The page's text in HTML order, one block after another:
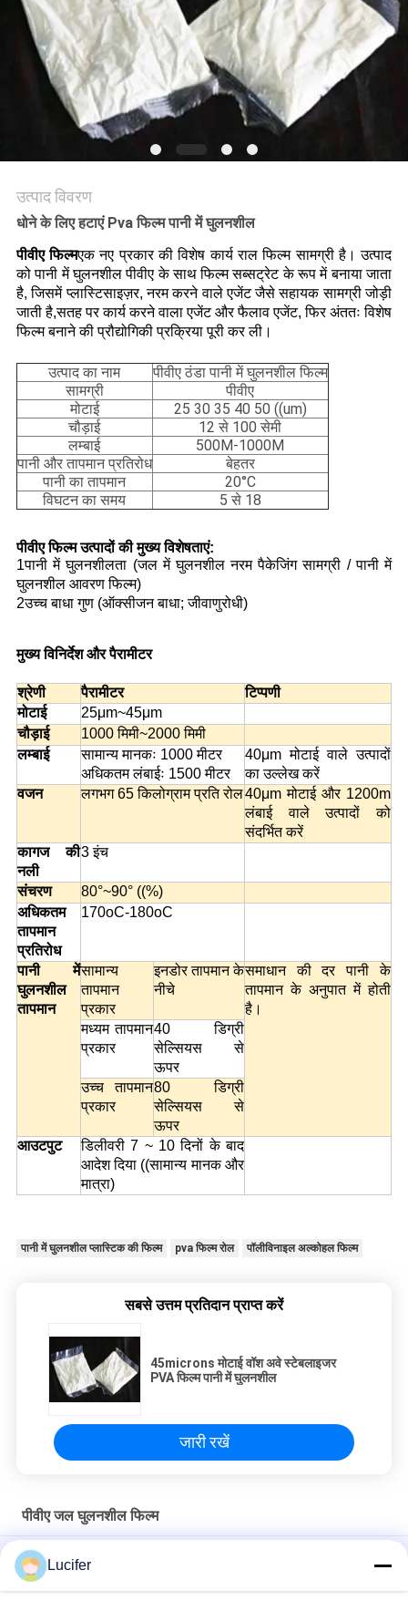
उत्पाद विवरण
धोने के लिए हटाएं Pva फिल्म पानी में घुलनशील
पीवीए फिल्मएक नए प्रकार की विशेष कार्य राल फिल्म सामग्री है। उत्पाद
को पानी में घुलनशील पीवीए के साथ फिल्म सब्सट्रेट के रूप में बनाया जाता
है, जिसमें प्लास्टिसाइज़र, नरम करने वाले एजेंट जैसे सहायक सामग्री जोड़ी
जाती है,सतह पर कार्य करने वाला एजेंट और फैलाव एजेंट, फिर अंततः विशेष
फिल्म बनाने की प्रौद्योगिकी प्रक्रिया पूरी कर ली।
उत्पाद का नाम
पीवीए ठंडा पानी में घुलनशील फिल्म
सामग्री
पीवीए
मोटाई
25 30 35 40 50 ((um)
चौड़ाई
12 से 100 सेमी
लम्बाई
500M-1000M
पानी और तापमान प्रतिरोध
बेहतर
पानी का तापमान
20°C
विघटन का समय
5 से 18
पीवीए फिल्म उत्पादों की मुख्य विशेषताएं:
1पानी में घुलनशीलता (जल में घुलनशील नरम पैकेजिंग सामग्री / पानी में
घुलनशील आवरण फिल्म)
2उच्च बाधा गुण (ऑक्सीजन बाधा; जीवाणुरोधी)
मुख्य विनिर्देश और पैरामीटर
श्रेणी पैरामीटर
टिप्पणी
मोटाई
25μm~45μm
चौड़ाई
1000 मिमी~2000 मिमी
लम्बाई
सामान्य मानकः 1000 मीटर
अधिकतम लंबाईः 1500 मीटर
40μm मोटाई वाले उत्पादों
का उल्लेख करें
वजन
लगभग 65 किलोग्राम प्रति रोल40μm मोटाई और 1200m
लंबाई वाले उत्पादों को
संदर्भित करें
कागज की
नली
3 इंच
संचरण
80°~90° ((%)
अधिकतम
तापमान
प्रतिरोध
170oC-180oC
पानी में
घुलनशील
तापमान
सामान्य
तापमान
प्रकार
इनडोर तापमान के
नीचे
समाधान की दर पानी के
तापमान के अनुपात में होती
है।
मध्यम तापमान
प्रकार
40 डिग्री
सेल्सियस से
ऊपर
उच्च तापमान
प्रकार
80 डिग्री
सेल्सियस से
ऊपर
आउटपुट
डिलीवरी 7 ~ 10 दिनों के बाद
आदेश दिया ((सामान्य मानक और
मात्रा)
पानी में घुलनशील प्लास्टिक की फिल्म pva फिल्म रोल पॉलीविनाइल अल्कोहल फिल्म
सबसे उत्तम प्रतिदान प्राप्त करें
45microns मोटाई वॉश अवे स्टेबलाइजर
PVA फिल्म पानी में घुलनशील
जारी रखें
पीवीए जल घुलनशील फिल्म
पर्यावरण के अनुकूल पॉलीविनाइल अल्कोहल फिल्म पीवीए पानी में घुलनशील पैकेजिंग
बैग
Lucifer